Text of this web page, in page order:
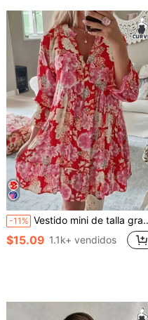
-11% Vestido mini de talla grande con estampado floral rojo elegante, cintura alta y escote en V para primavera y vacaciones
$15.09 1.1k+ vendidos